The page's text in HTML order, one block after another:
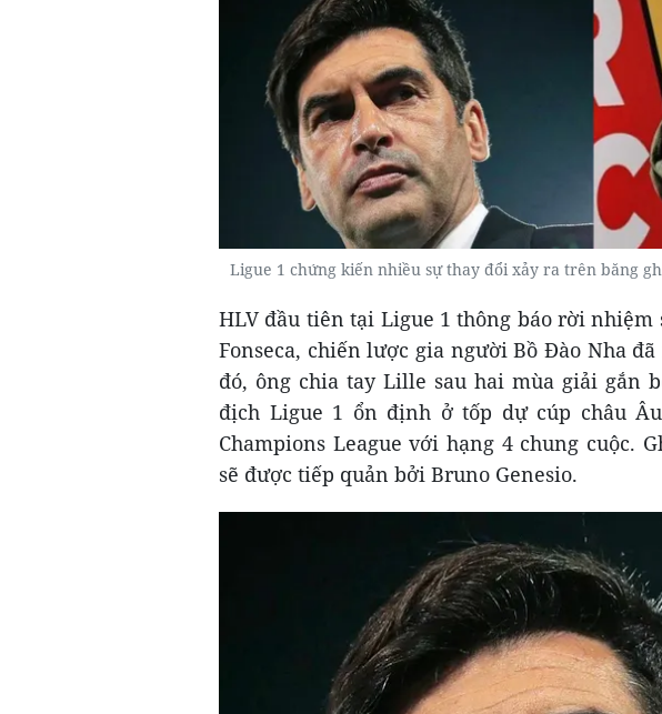
Ligue 1 chứng kiến nhiều sự thay đổi xảy ra trên băng
HLV đầu tiên tại Ligue 1 thông báo rời nhiệm
Fonseca, chiến lược gia người Bồ Đào Nha
đó, ông chia tay Lille sau hai mùa giải gắn
địch Ligue 1 ổn định ở tốp dự cúp châu
Champions League với hạng 4 chung cuộc.
sẽ được tiếp quản bởi Bruno Genesio.